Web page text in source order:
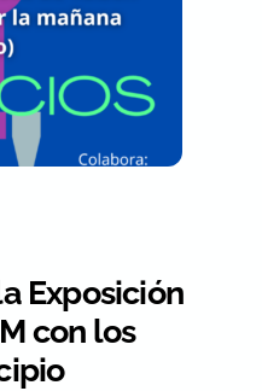
Exposición
con los